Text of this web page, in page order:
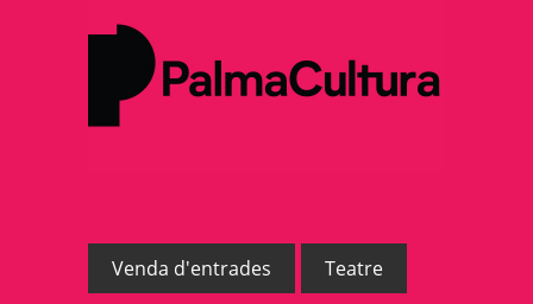
Venda d'entrades Teatre